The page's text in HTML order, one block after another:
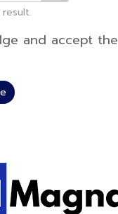
and accept the